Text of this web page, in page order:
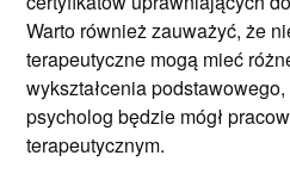
Warto również zauważyć, że
terapeutyczne mogą mieć
wykształcenia
psycholog będzie mógł
terapeutycznym.